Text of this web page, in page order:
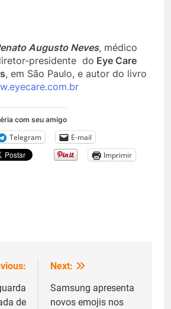
Augusto Neves, médico
presidente do Eye Care
, em São Paulo, e autor do livro
com seu amigo
Telegram
E-mail
Imprimir
de
Next:
Samsung apresenta
novos emojis nos